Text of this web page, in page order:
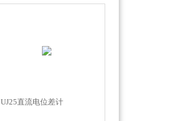
UJ25直流电位差计